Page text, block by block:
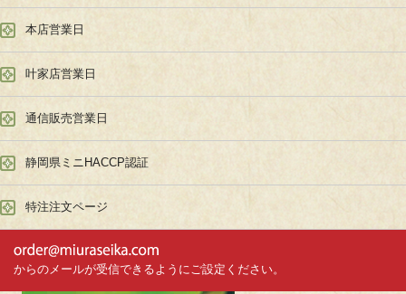
本店営業日
叶家店営業日
通信販売営業日
静岡県ミニHACCP認証
特注注文ページ
からのメールが受信できるようにご設定ください。